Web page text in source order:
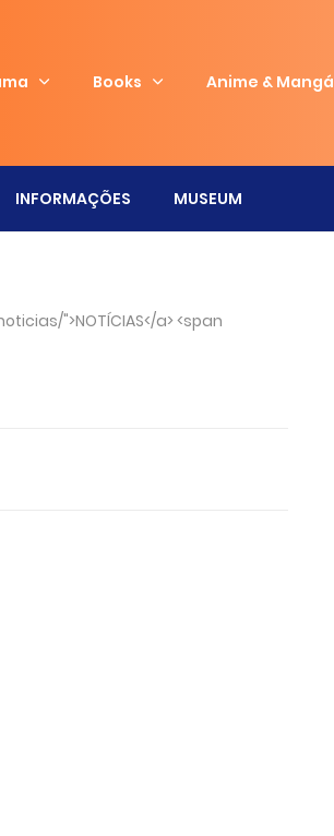
Books Anime & Mangá
INFORMAÇÕES MUSEUM
">NOTÍCIAS</a> <span